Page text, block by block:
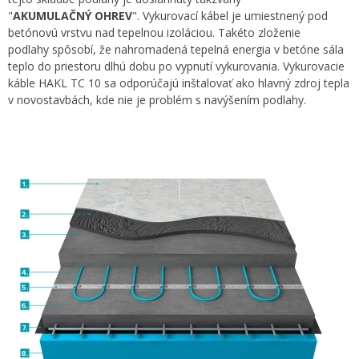
"AKUMULAČNÝ OHREV". Vykurovací kábel je umiestnený pod
betónovú vrstvu nad tepelnou izoláciou. Takéto zloženie
podlahy spôsobí, že nahromadená tepelná energia v betóne sála
teplo do priestoru dlhú dobu po vypnutí vykurovania. Vykurovacie
káble HAKL TC 10 sa odporúčajú inštalovať ako hlavný zdroj tepla
v novostavbách, kde nie je problém s navýšením podlahy.